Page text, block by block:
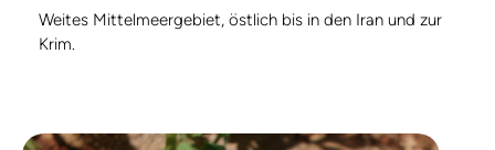
Weites Mittelmeergebiet, östlich bis in den Iran und zur
Krim.